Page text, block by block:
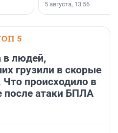
5 августа, 13:56
5
в людей,
грузили в скорые
Что происходило в
после атаки БПЛА